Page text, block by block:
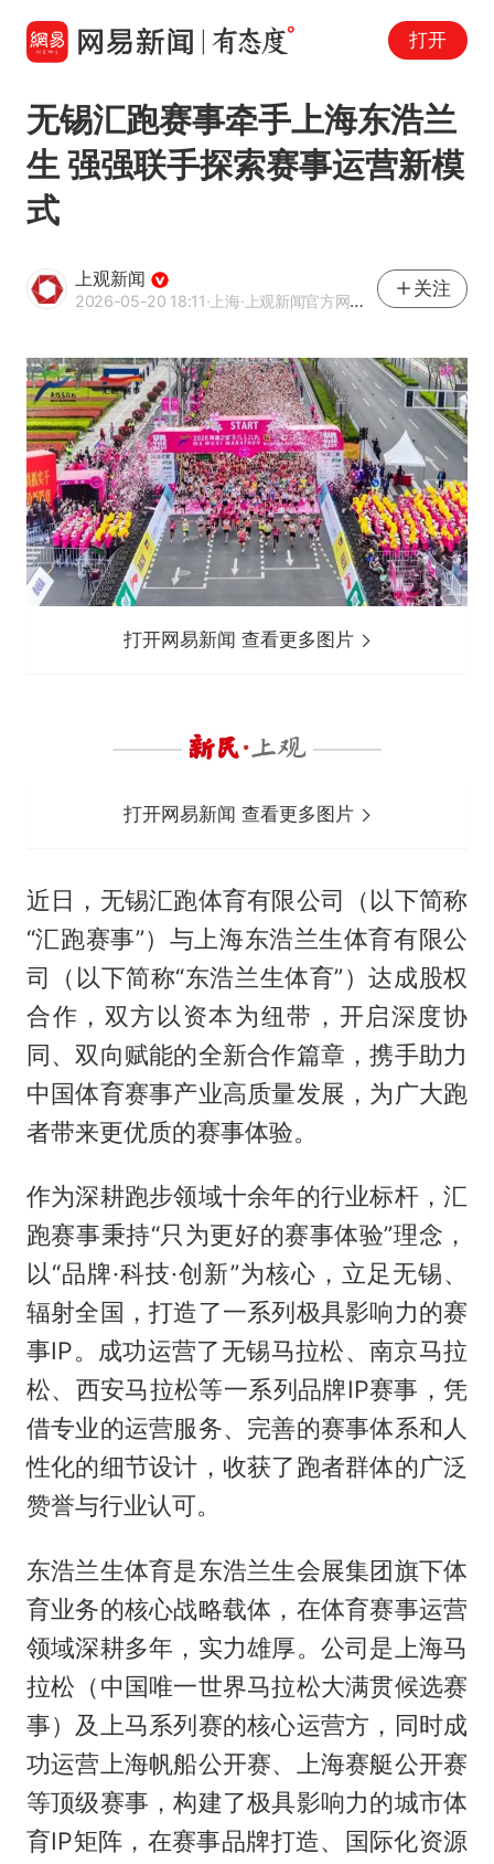
打开
无锡汇跑赛事牵手上海东浩兰
生 强强联手探索赛事运营新模
式
上观新闻
2026-05-20 18:11·上海·上观新闻官方网易号
关注
打开网易新闻 查看更多图片
打开网易新闻 查看更多图片
近日，无锡汇跑体育有限公司（以下简称
“汇跑赛事”）与上海东浩兰生体育有限公
司（以下简称“东浩兰生体育”）达成股权
合作，双方以资本为纽带，开启深度协
同、双向赋能的全新合作篇章，携手助力
中国体育赛事产业高质量发展，为广大跑
者带来更优质的赛事体验。
作为深耕跑步领域十余年的行业标杆，汇
跑赛事秉持“只为更好的赛事体验”理念，
以“品牌·科技·创新”为核心，立足无锡、
辐射全国，打造了一系列极具影响力的赛
事IP。成功运营了无锡马拉松、南京马拉
松、西安马拉松等一系列品牌IP赛事，凭
借专业的运营服务、完善的赛事体系和人
性化的细节设计，收获了跑者群体的广泛
赞誉与行业认可。
东浩兰生体育是东浩兰生会展集团旗下体
育业务的核心战略载体，在体育赛事运营
领域深耕多年，实力雄厚。公司是上海马
拉松（中国唯一世界马拉松大满贯候选赛
事）及上马系列赛的核心运营方，同时成
功运营上海帆船公开赛、上海赛艇公开赛
等顶级赛事，构建了极具影响力的城市体
育IP矩阵，在赛事品牌打造、国际化资源